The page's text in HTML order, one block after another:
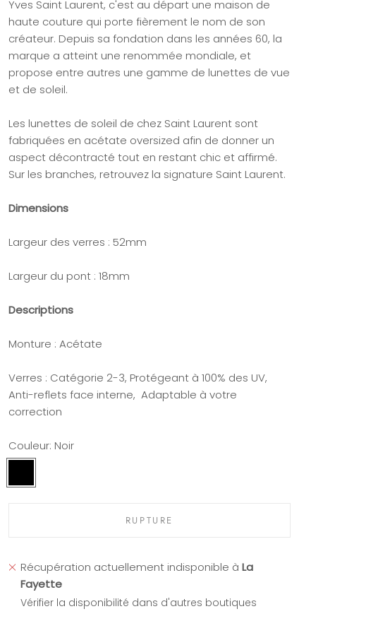
Yves Saint Laurent, c'est au départ une maison de
haute couture qui porte fièrement le nom de son
créateur. Depuis sa fondation dans les années 60, la
marque a atteint une renommée mondiale, et
propose entre autres une gamme de lunettes de vue
et de soleil.
Les lunettes de soleil de chez Saint Laurent sont
fabriquées en acétate oversized afin de donner un
aspect décontracté tout en restant chic et affirmé.
Sur les branches, retrouvez la signature Saint Laurent.
Dimensions
Largeur des verres : 52mm
Largeur du pont : 18mm
Descriptions
Monture : Acétate
Verres : Catégorie 2-3, Protégeant à 100% des UV,
Anti-reflets face interne, Adaptable à votre
correction
Couleur: Noir
RUPTURE
Récupération actuellement indisponible à La
Fayette
Vérifier la disponibilité dans d'autres boutiques